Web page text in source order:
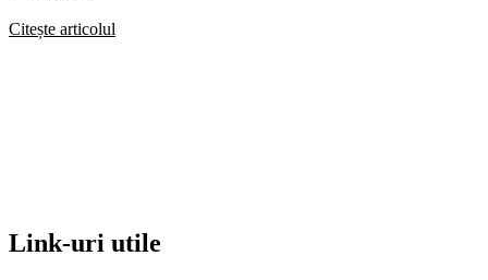
Citește articolul
Link-uri utile